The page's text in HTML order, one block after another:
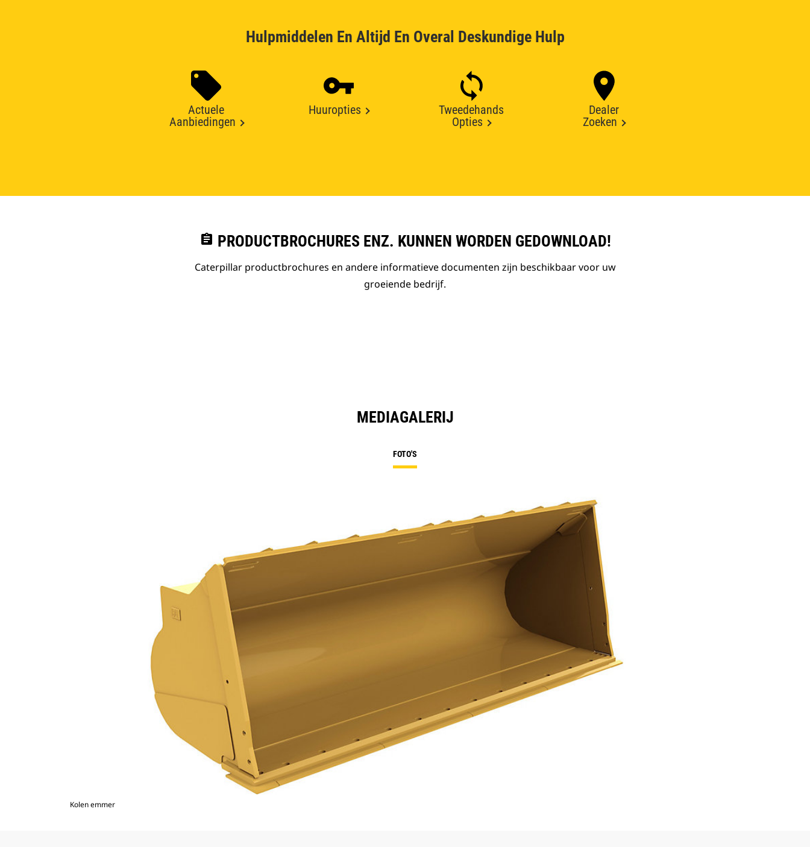
Hulpmiddelen En Altijd En Overal Deskundige Hulp
Actuele
Aanbiedingen
Huuropties
Tweedehands
Opties
Dealer
Zoeken
assignment PRODUCTBROCHURES ENZ. KUNNEN WORDEN GEDOWNLOAD!
Caterpillar productbrochures en andere informatieve documenten zijn beschikbaar voor uw
groeiende bedrijf.
MEDIAGALERIJ
FOTO'S
Kolen emmer